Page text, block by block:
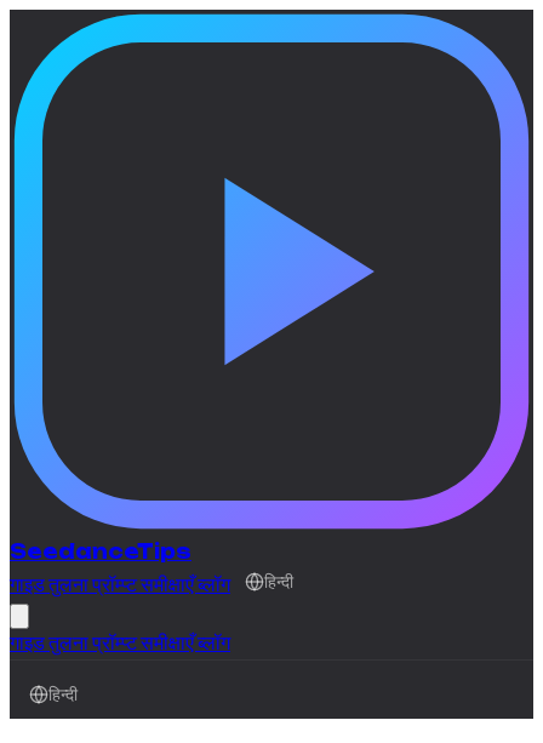
SeedanceTips
गाइडतुलनाप्रॉम्प्टसमीक्षाएँब्लॉग हिन्दी
गाइडतुलनाप्रॉम्प्टसमीक्षाएँब्लॉग
हिन्दी